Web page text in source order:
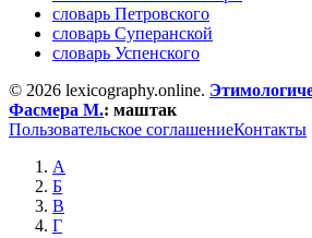
словарь Петровского
словарь Суперанской
словарь Успенского
© 2026 lexicography.online.
Фасмера М.: маштак
Пользовательское соглашениеКонтакты
А
Б
В
Г